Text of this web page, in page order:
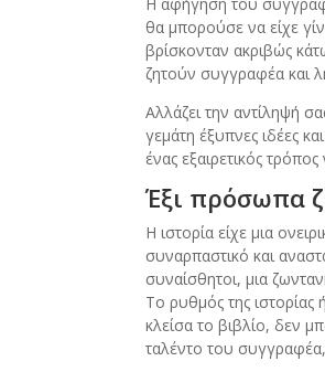
θα μπορούσε να είχε
βρίσκονταν ακριβώς
ζητούν συγγραφέα και
Αλλάζει την αντίληψή
γεμάτη έξυπνες ιδέες
ένας εξαιρετικός
Έξι πρόσωπα
Η ιστορία είχε μια
συναρπαστικό και
συναίσθητοι, μια
Το ρυθμός της
κλείσα το βιβλίο, δεν
ταλέντο του